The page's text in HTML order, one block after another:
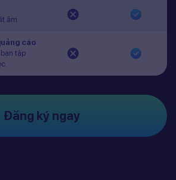
âm
cáo
tập
Đăng ký ngay